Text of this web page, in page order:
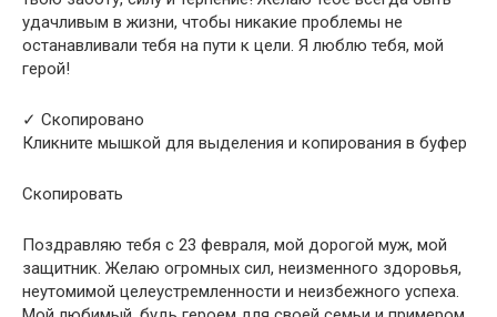
удачливым в жизни, чтобы никакие проблемы не
останавливали тебя на пути к цели. Я люблю тебя, мой
герой!
✓ Скопировано
Кликните мышкой для выделения и копирования в буфер
Скопировать
Поздравляю тебя с 23 февраля, мой дорогой муж, мой
защитник. Желаю огромных сил, неизменного здоровья,
неутомимой целеустремленности и неизбежного успеха.